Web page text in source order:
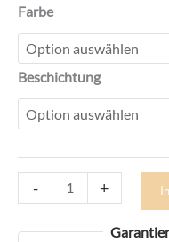
Farbe
Beschichtung
-
Wandpaneel
Architekturbeton
+